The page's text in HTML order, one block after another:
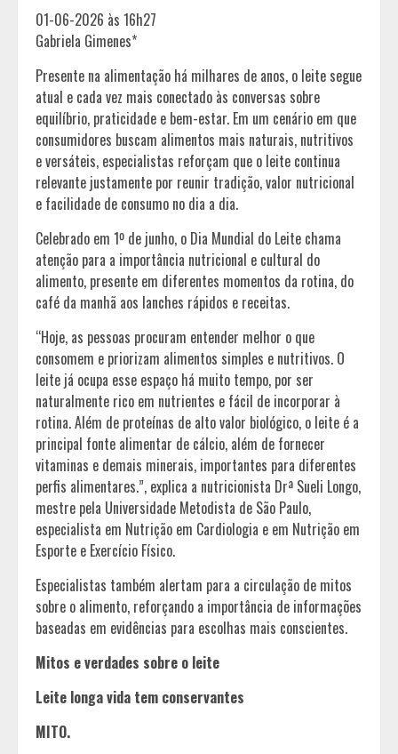
01-06-2026 às 16h27
Gabriela Gimenes*
Presente na alimentação há milhares de anos, o leite segue
atual e cada vez mais conectado às conversas sobre
equilíbrio, praticidade e bem-estar. Em um cenário em que
consumidores buscam alimentos mais naturais, nutritivos
e versáteis, especialistas reforçam que o leite continua
relevante justamente por reunir tradição, valor nutricional
e facilidade de consumo no dia a dia.
Celebrado em 1º de junho, o Dia Mundial do Leite chama
atenção para a importância nutricional e cultural do
alimento, presente em diferentes momentos da rotina, do
café da manhã aos lanches rápidos e receitas.
“Hoje, as pessoas procuram entender melhor o que
consomem e priorizam alimentos simples e nutritivos. O
leite já ocupa esse espaço há muito tempo, por ser
naturalmente rico em nutrientes e fácil de incorporar à
rotina. Além de proteínas de alto valor biológico, o leite é a
principal fonte alimentar de cálcio, além de fornecer
vitaminas e demais minerais, importantes para diferentes
perfis alimentares.”, explica a nutricionista Drª Sueli Longo,
mestre pela Universidade Metodista de São Paulo,
especialista em Nutrição em Cardiologia e em Nutrição em
Esporte e Exercício Físico.
Especialistas também alertam para a circulação de mitos
sobre o alimento, reforçando a importância de informações
baseadas em evidências para escolhas mais conscientes.
Mitos e verdades sobre o leite
Leite longa vida tem conservantes
MITO.